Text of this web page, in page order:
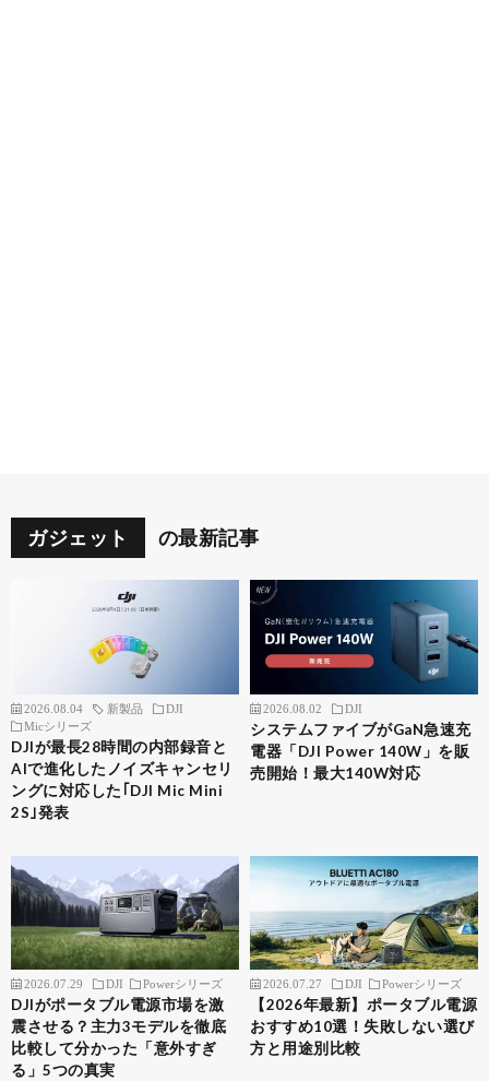
ガジェット の最新記事
2026.08.04 新製品
DJI
Micシリーズ
DJIが最長28時間の内部録音と
AIで進化したノイズキャンセリ
ングに対応した｢DJI Mic Mini
2S｣発表
2026.08.02 DJI
システムファイブがGaN急速充
電器「DJI Power 140W」を販
売開始！最大140W対応
2026.07.29 DJI Powerシリーズ
DJIがポータブル電源市場を激
震させる？主力3モデルを徹底
比較して分かった「意外すぎ
る」5つの真実
2026.07.27 DJI Powerシリーズ
【2026年最新】ポータブル電源
おすすめ10選！失敗しない選び
方と用途別比較